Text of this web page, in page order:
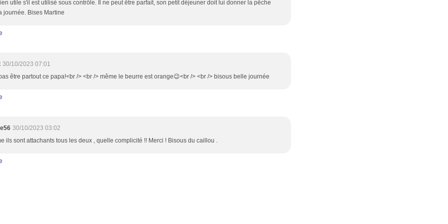
utile s'il est utilisé sous contrôle. Il ne peut être parfait, son petit déjeuner doit lui donner la pêche
journée. Bises Martine
30/10/2023 07:01
être partout ce papa!<br /> <br /> même le beurre est orange😉<br /> <br /> bisous belle journée
30/10/2023 03:02
ils sont attachants tous les deux , quelle complicité !! Merci ! Bisous du caillou .